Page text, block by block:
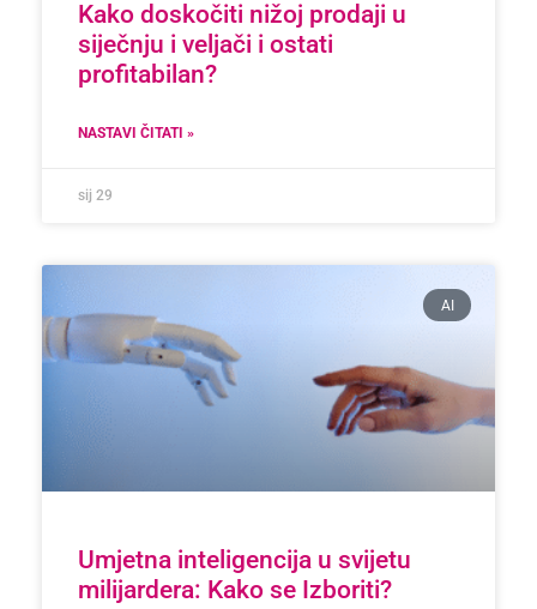
Kako doskočiti nižoj prodaji u
siječnju i veljači i ostati
profitabilan?
NASTAVI ČITATI »
sij 29
AI
Umjetna inteligencija u svijetu
milijardera: Kako se Izboriti?